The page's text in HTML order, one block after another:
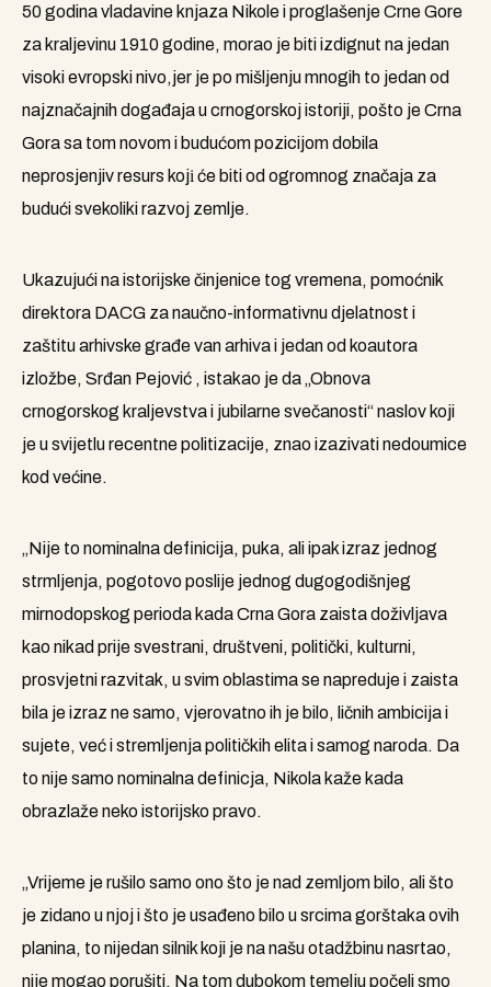
50 godina vladavine knjaza Nikole i proglašenje Crne Gore
za kraljevinu 1910 godine, morao je biti izdignut na jedan
visoki evropski nivo,jer je po mišljenju mnogih to jedan od
najznačajnih događaja u crnogorskoj istoriji, pošto je Crna
Gora sa tom novom i budućom pozicijom dobila
neprosjenjiv resurs kojі će biti od ogromnog značaja za
budući svekoliki razvoj zemlje.
Ukazujući na istorijske činjenice tog vremena, pomoćnik
direktora DACG za naučno-informativnu djelatnost i
zaštitu arhivske građe van arhiva i jedan od koautora
izložbe, Srđan Pejović , istakao je da „Obnova
crnogorskog kraljevstva i jubilarne svečanosti“ naslov koji
je u svijetlu recentne politizacije, znao izazivati nedoumice
kod većine.
„Nije to nominalna definicija, puka, ali ipak izraz jednog
strmljenja, pogotovo poslije jednog dugogodišnjeg
mirnodopskog perioda kada Crna Gora zaista doživljava
kao nikad prije svestrani, društveni, politički, kulturni,
prosvjetni razvitak, u svim oblastima se napreduje i zaista
bila je izraz ne samo, vjerovatno ih je bilo, ličnih ambicija i
sujete, već i stremljenja političkih elita i samog naroda. Da
to nije samo nominalna definicja, Nikola kaže kada
obrazlaže neko istorijsko pravo.
„Vrijeme je rušilo samo ono što je nad zemljom bilo, ali što
je zidano u njoj i što je usađeno bilo u srcima gorštaka ovih
planina, to nijedan silnik koji je na našu otadžbinu nasrtao,
nije mogao porušiti. Na tom dubokom temelju počeli smo